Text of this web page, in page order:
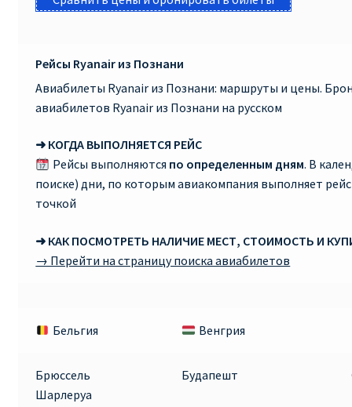
Рейсы Ryanair из Познани
Авиабилеты Ryanair из Познани: маршруты и цены.
авиабилетов Ryanair из Познани на русском
➜ КОГДА ВЫПОЛНЯЕТСЯ РЕЙС
Рейсы выполняются по определенным дням. В
поиске) дни, по которым авиакомпания выполняет
точкой
➜ КАК ПОСМОТРЕТЬ НАЛИЧИЕ МЕСТ, СТОИМОСТЬ И
→ Перейти на страницу поиска авиабилетов
Бельгия Венгрия
Брюссель
Шарлеруа
Будапешт